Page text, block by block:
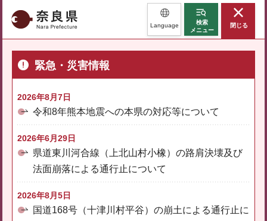
奈良県 Language
検索
メニュー
閉じる
緊急・災害情報
2026年8月7日
令和8年熊本地震への本県の対応等について
2026年6月29日
県道東川河合線（上北山村小橡）の路肩決壊及び
法面崩落による通行止について
2026年8月5日
国道168号（十津川村平谷）の崩土による通行止に